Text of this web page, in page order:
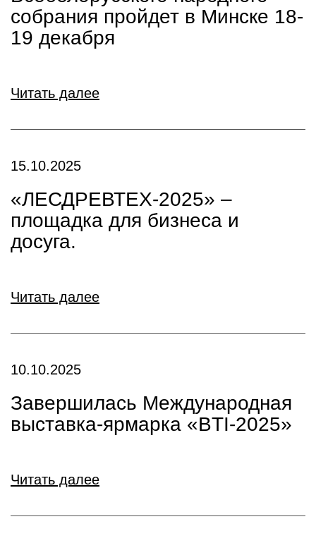
собрания пройдет в Минске 18-
19 декабря
Читать далее
15.10.2025
«ЛЕСДРЕВТЕХ-2025» –
площадка для бизнеса и
досуга.
Читать далее
10.10.2025
Завершилась Международная
выставка-ярмарка «BTI-2025»
Читать далее